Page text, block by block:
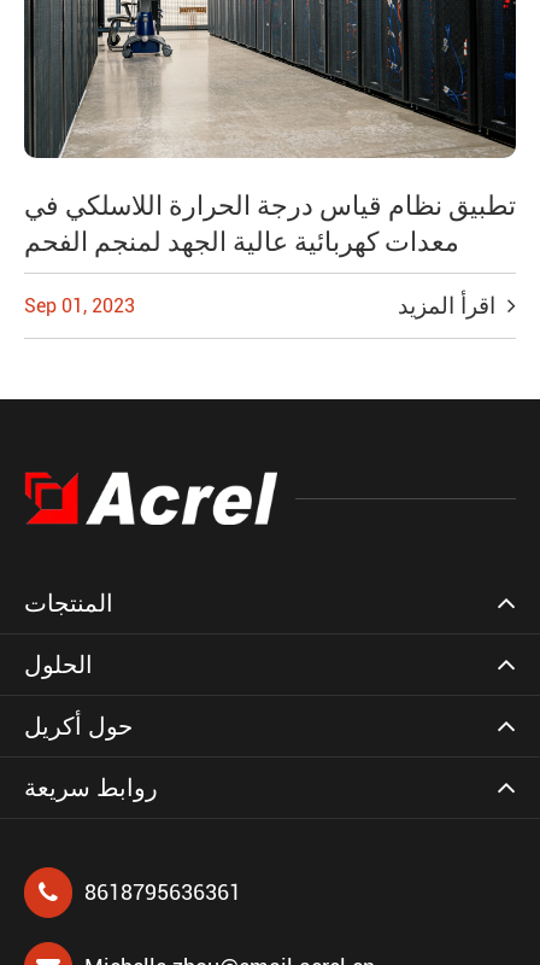
تطبيق نظام قياس درجة الحرارة اللاسلكي في
معدات كهربائية عالية الجهد لمنجم الفحم
Sep 01, 2023
المنتجات
الحلول
حول أكريل
روابط سريعة
8618795636361